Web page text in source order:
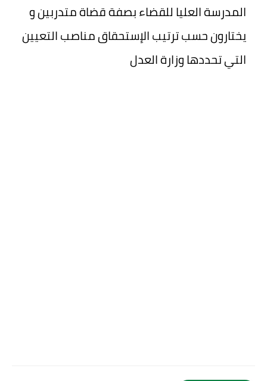
المدرسة العليا للقضاء بصفة قضاة متدربين و
يختارون حسب ترتيب الإستحقاق مناصب التعيين
التي تحددها وزارة العدل